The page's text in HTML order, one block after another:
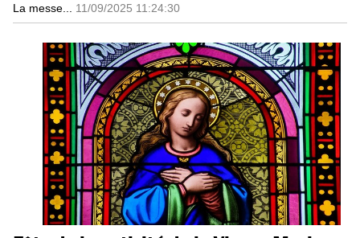
La messe... 11/09/2025 11:24:30